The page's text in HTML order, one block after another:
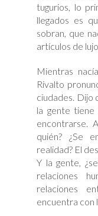
tugurios, lo
llegados es
sobran, que
artículos de
Mientras
Rivalto
ciudades. Dijo
la gente tiene
encontrarse.
quién? ¿Se
realidad? El
Y la gente,
relaciones
relaciones
encuentra con